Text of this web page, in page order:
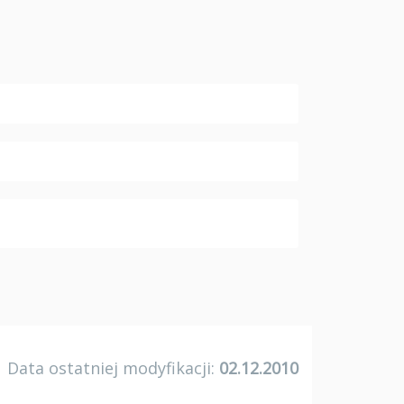
Data ostatniej modyfikacji: 02.12.2010